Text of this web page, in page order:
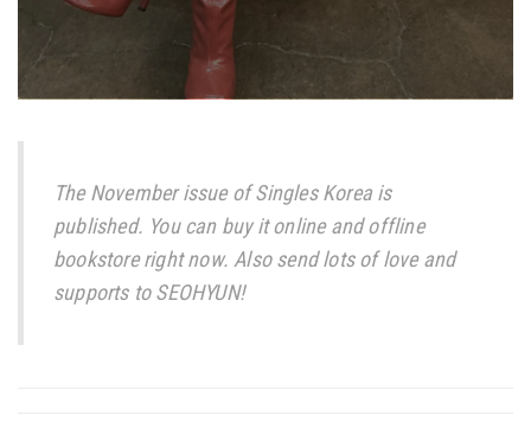
The November issue of Singles Korea is
published. You can buy it online and offline
bookstore right now. Also send lots of love and
supports to SEOHYUN!